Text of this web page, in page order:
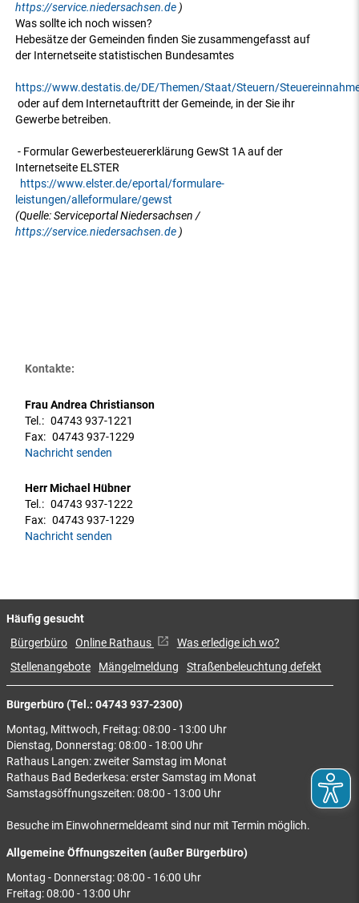
https://service.niedersachsen.de )
Was sollte ich noch wissen?
Hebesätze der Gemeinden finden Sie zusammengefasst auf
der Internetseite statistischen Bundesamtes
https://www.destatis.de/DE/Themen/Staat/Steuern/
oder auf dem Internetauftritt der Gemeinde, in der Sie ihr
Gewerbe betreiben.
- Formular Gewerbesteuererklärung GewSt 1A auf der
Internetseite ELSTER
https://www.elster.de/eportal/formulare-
leistungen/alleformulare/gewst
(Quelle: Serviceportal Niedersachsen /
https://service.niedersachsen.de )
Kontakte:
Frau Andrea Christianson
Tel.: 04743 937-1221
Fax: 04743 937-1229
Nachricht senden
Herr Michael Hübner
Tel.: 04743 937-1222
Fax: 04743 937-1229
Nachricht senden
Bürgerbüro (Tel.: 04743 937-2300)
Montag, Mittwoch, Freitag: 08:00 - 13:00 Uhr
Dienstag, Donnerstag: 08:00 - 18:00 Uhr
Rathaus Langen: zweiter Samstag im Monat
Rathaus Bad Bederkesa: erster Samstag im Monat
Samstagsöffnungszeiten: 08:00 - 13:00 Uhr
Besuche im Einwohnermeldeamt sind nur mit Termin möglich.
Allgemeine Öffnungszeiten (außer Bürgerbüro)
Montag - Donnerstag: 08:00 - 16:00 Uhr
Freitag: 08:00 - 13:00 Uhr
Häufig gesucht
Bürgerbüro Online Rathaus
Was erledige ich wo?
Stellenangebote
Mängelmeldung Straßenbeleuchtung defekt